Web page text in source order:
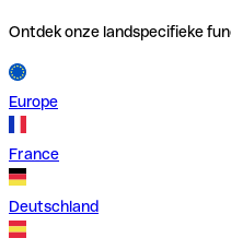
Ontdek onze landspecifieke
Europe
France
Deutschland